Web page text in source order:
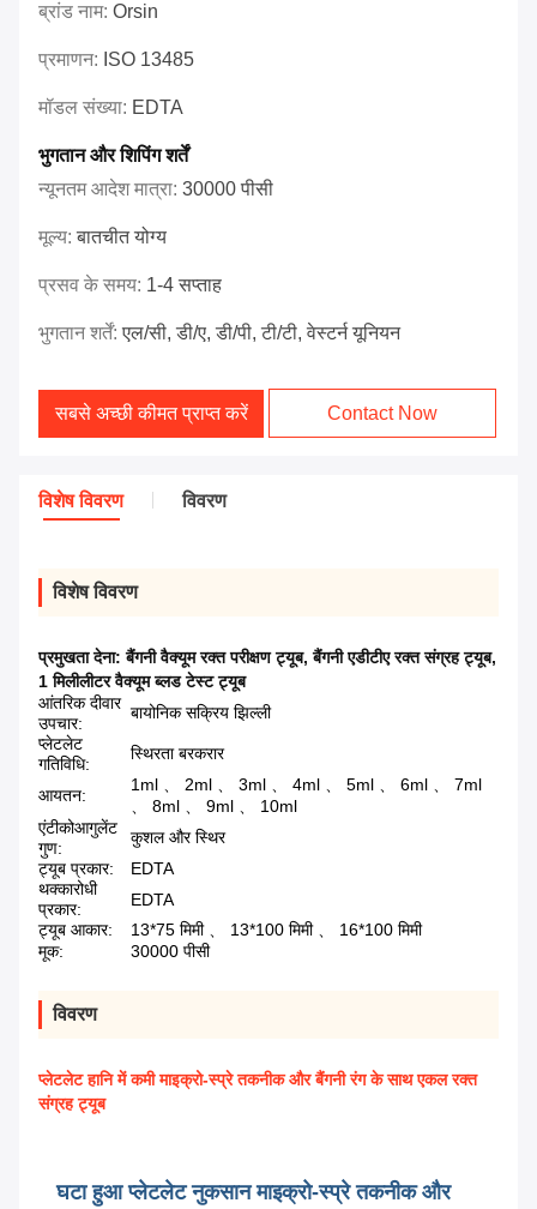
ब्रांड नाम: Orsin
प्रमाणन: ISO 13485
मॉडल संख्या: EDTA
भुगतान और शिपिंग शर्तें
न्यूनतम आदेश मात्रा: 30000 पीसी
मूल्य:बातचीत योग्य
प्रसव के समय: 1-4 सप्ताह
भुगतान शर्तें:एल/सी, डी/ए, डी/पी, टी/टी, वेस्टर्न यूनियन
सबसे अच्छी कीमत प्राप्त करें Contact Now
विशेष विवरण विवरण
विशेष विवरण
प्रमुखता देना:बैंगनी वैक्यूम रक्त परीक्षण ट्यूब,बैंगनी एडीटीए रक्त संग्रह ट्यूब,
1 मिलीलीटर वैक्यूम ब्लड टेस्ट ट्यूब
आंतरिक दीवार
उपचार:
बायोनिक सक्रिय झिल्ली
प्लेटलेट
गतिविधि:
स्थिरता बरकरार
आयतन:
1ml 、 2ml 、 3ml 、 4ml 、 5ml 、 6ml 、 7ml
、 8ml 、 9ml 、 10ml
एंटीकोआगुलेंट
गुण:
कुशल और स्थिर
ट्यूब प्रकार:
EDTA
थक्कारोधी
प्रकार:
EDTA
ट्यूब आकार:
13*75 मिमी 、 13*100 मिमी 、 16*100 मिमी
मूक:
30000 पीसी
विवरण
प्लेटलेट हानि में कमी माइक्रो-स्प्रे तकनीक और बैंगनी रंग के साथ एकल रक्त
संग्रह ट्यूब
घटा हुआ प्लेटलेट नुकसान माइक्रो-स्प्रे तकनीक और